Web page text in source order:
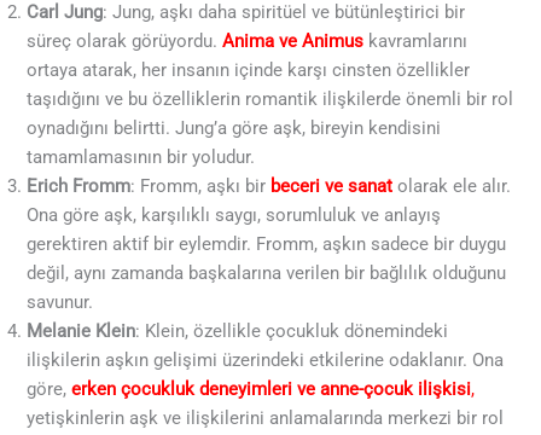
Carl Jung: Jung, aşkı daha spiritüel ve bütünleştirici bir
süreç olarak görüyordu.Anima ve Animus kavramlarını
ortaya atarak, her insanın içinde karşı cinsten özellikler
taşıdığını ve bu özelliklerin romantik ilişkilerde önemli bir rol
oynadığını belirtti. Jung’a göre aşk, bireyin kendisini
tamamlamasının bir yoludur.
Erich Fromm: Fromm, aşkı bir beceri ve sanat olarak ele alır.
Ona göre aşk, karşılıklı saygı, sorumluluk ve anlayış
gerektiren aktif bir eylemdir. Fromm, aşkın sadece bir duygu
değil, aynı zamanda başkalarına verilen bir bağlılık olduğunu
savunur.
Melanie Klein: Klein, özellikle çocukluk dönemindeki
ilişkilerin aşkın gelişimi üzerindeki etkilerine odaklanır. Ona
göre,erken çocukluk deneyimleri ve anne-çocuk ilişkisi,
yetişkinlerin aşk ve ilişkilerini anlamalarında merkezi bir rol